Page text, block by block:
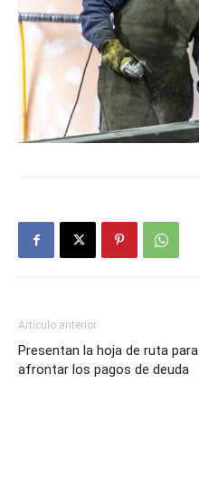
Artículo anterior
Presentan la hoja de ruta para
afrontar los pagos de deuda